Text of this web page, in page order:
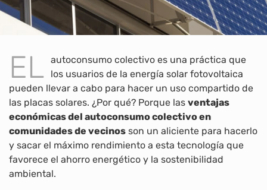
EL autoconsumo colectivo es una práctica que
los usuarios de la energía solar fotovoltaica
pueden llevar a cabo para hacer un uso compartido de
las placas solares. ¿Por qué? Porque las ventajas
económicas del autoconsumo colectivo en
comunidades de vecinos son un aliciente para hacerlo
y sacar el máximo rendimiento a esta tecnología que
favorece el ahorro energético y la sostenibilidad
ambiental.